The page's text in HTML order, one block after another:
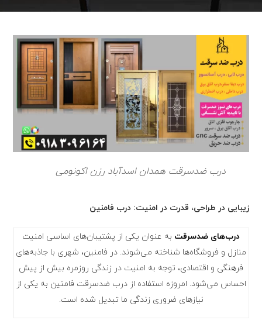
درب ضدسرقت همدان اسدآباد رزن اکونومی
زیبایی در طراحی، قدرت در امنیت: درب فامنین
درب‌های ضدسرقت
نیازهای ضروری زندگی ما تبدیل شده است.